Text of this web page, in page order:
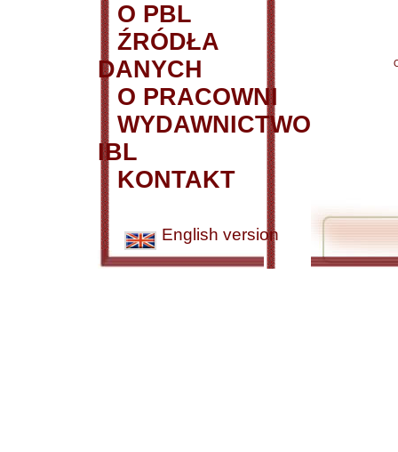
O PBL
ŹRÓDŁA
DANYCH
O PRACOWNI
WYDAWNICTWO
IBL
KONTAKT
English version